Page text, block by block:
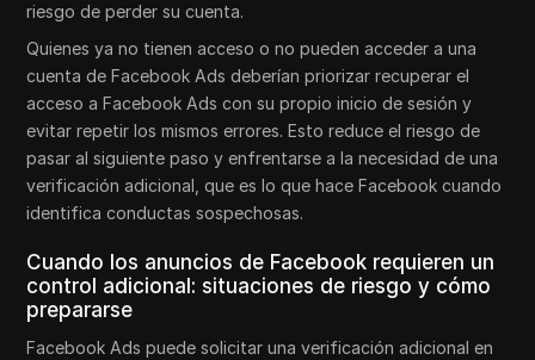
riesgo de perder su cuenta.
Quienes ya no tienen acceso o no pueden acceder a una
cuenta de Facebook Ads deberían priorizar recuperar el
acceso a Facebook Ads con su propio inicio de sesión y
evitar repetir los mismos errores. Esto reduce el riesgo de
pasar al siguiente paso y enfrentarse a la necesidad de una
verificación adicional, que es lo que hace Facebook cuando
identifica conductas sospechosas.
Cuando los anuncios de Facebook requieren un
control adicional: situaciones de riesgo y cómo
prepararse
Facebook Ads puede solicitar una verificación adicional en